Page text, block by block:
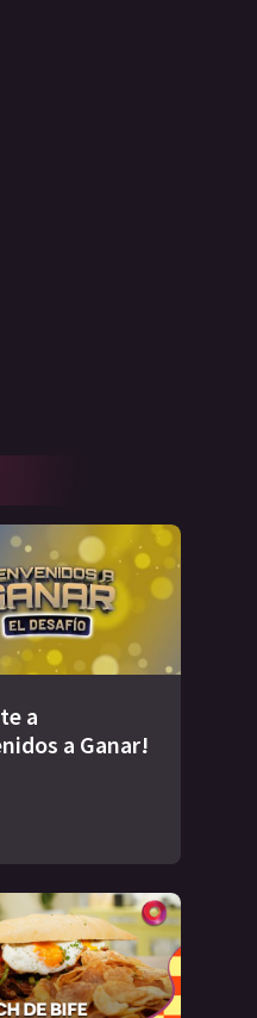
a
a Ganar!